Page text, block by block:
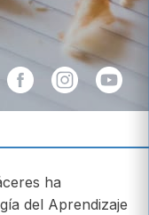
ha
del Aprendizaje